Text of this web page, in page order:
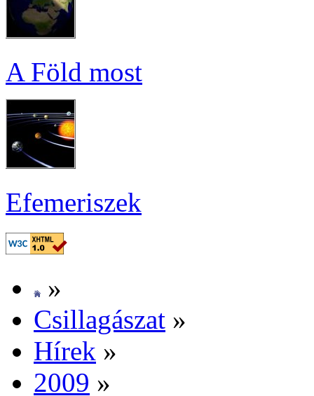
A Föld most
Efe­me­ri­szek
»
Csil­la­gá­szat »
Hí­rek »
2009 »